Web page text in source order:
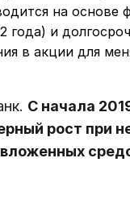
на основе
года) и
в акции для
С начала
рост при